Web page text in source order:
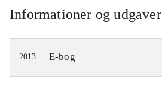
Informationer og udgaver
2013 E-bog